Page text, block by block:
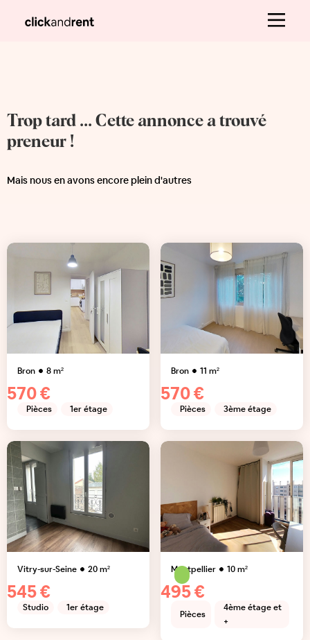
Trop tard ... Cette annonce a trouvé
preneur !
Mais nous en avons encore plein d'autres
Bron 8m²
570 €
Pièces 1er étage
Bron 11 m²
570 €
Pièces 3ème étage
Vitry-sur-Seine 20m²
545 €
Studio 1er étage
Montpellier 10m²
495 €
Pièces
4ème étage et
+